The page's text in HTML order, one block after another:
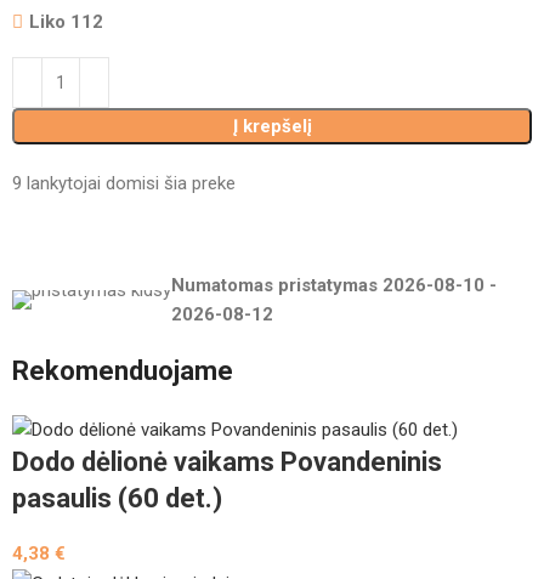
Liko 112
Į krepšelį
9 lankytojai domisi šia preke
Numatomas pristatymas 2026-08-10 -
2026-08-12
Rekomenduojame
Dodo dėlionė vaikams Povandeninis
pasaulis (60 det.)
4,38€